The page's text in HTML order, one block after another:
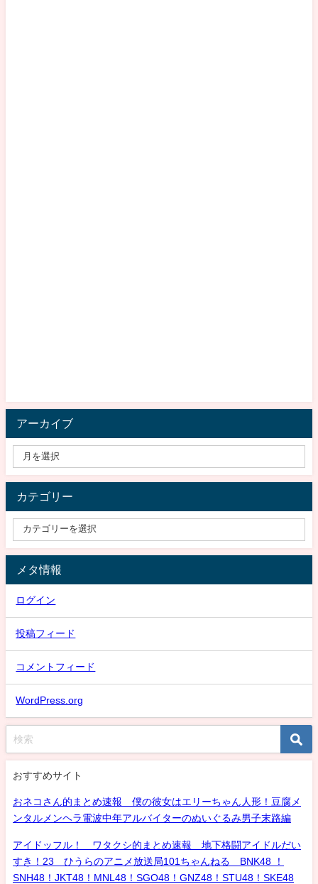
アーカイブ
カテゴリー
メタ情報
ログイン
投稿フィード
コメントフィード
WordPress.org
おすすめサイト
おネコさん的まとめ速報 僕の彼女はエリーちゃん人形！豆腐メ
ンタルメンヘラ電波中年アルバイターのぬいぐるみ男子末路編
アイドッフル！ ワタクシ的まとめ速報 地下格闘アイドルだい
すき！23 ひうらのアニメ放送局101ちゃんねる BNK48 ！
SNH48！JKT48！MNL48！SGO48！GNZ48！STU48！SKE48